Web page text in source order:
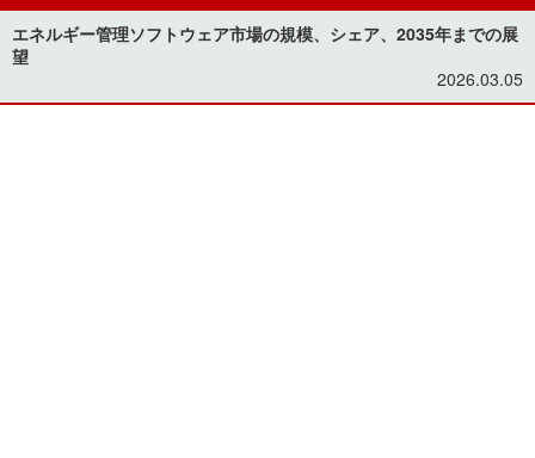
エネルギー管理ソフトウェア市場の規模、シェア、2035年までの展
望
2026.03.05